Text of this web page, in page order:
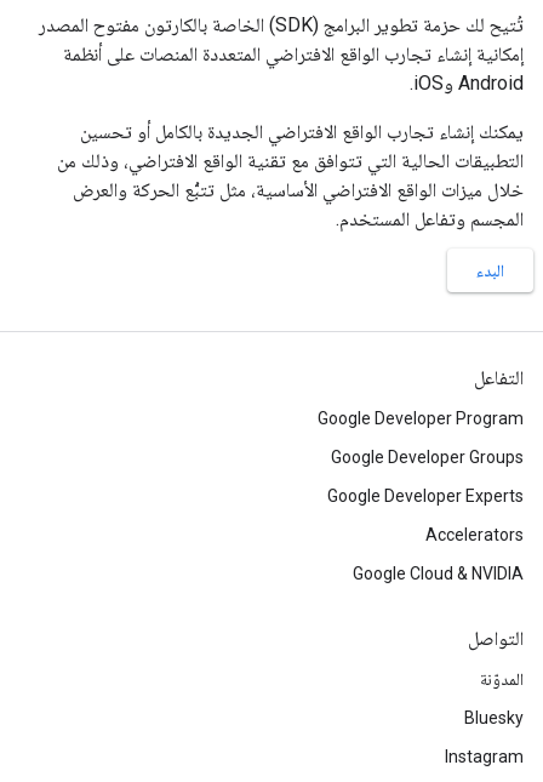
تُتيح لك حزمة تطوير البرامج (SDK) الخاصة بالكارتون مفتوح المصدر
إمكانية إنشاء تجارب الواقع الافتراضي المتعددة المنصات على أنظمة
Android وiOS.
يمكنك إنشاء تجارب الواقع الافتراضي الجديدة بالكامل أو تحسين
التطبيقات الحالية التي تتوافق مع تقنية الواقع الافتراضي، وذلك من
خلال ميزات الواقع الافتراضي الأساسية، مثل تتبُّع الحركة والعرض
المجسم وتفاعل المستخدم.
البدء
التفاعل
Google Developer Program
Google Developer Groups
Google Developer Experts
Accelerators
Google Cloud & NVIDIA
التواصل
المدوّنة
Bluesky
Instagram